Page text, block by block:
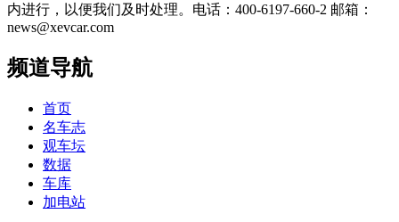
内进行，以便我们及时处理。电话：400-6197-660-2 邮箱：
news@xevcar.com
频道导航
首页
名车志
观车坛
数据
车库
加电站